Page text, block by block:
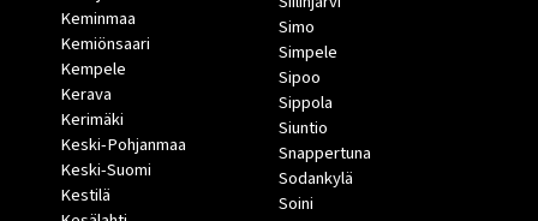
Keminmaa
Kemiönsaari
Kempele
Kerava
Kerimäki
Keski-Pohjanmaa
Keski-Suomi
Kestilä
Simo
Simpele
Sipoo
Sippola
Siuntio
Snappertuna
Sodankylä
Soini